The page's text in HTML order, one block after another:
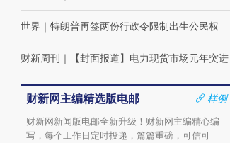
世界 ｜ 特朗普再签两份行政令限制出生公民权
财新周刊 ｜ 【封面报道】电力现货市场元年突进
财新网主编精选版电邮
样例
财新网新闻版电邮全新升级！财新网主编精心编
写，每个工作日定时投递，篇篇重磅，可信可